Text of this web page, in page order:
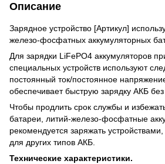
Описание
Зарядное устройство [Артикул]
железо-фосфатных аккумуляторных
Для зарядки LiFePO4 аккумуляторов
специальных устройств используют
постоянный ток/постоянное
обеспечивает быструю зарядку АКБ без
Чтобы продлить срок службы и
батареи, литий-железо-фосфатные
рекомендуется заряжать
для других типов АКБ.
Технические характеристики.